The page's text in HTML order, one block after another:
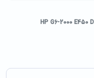
HP G6-2000 E450